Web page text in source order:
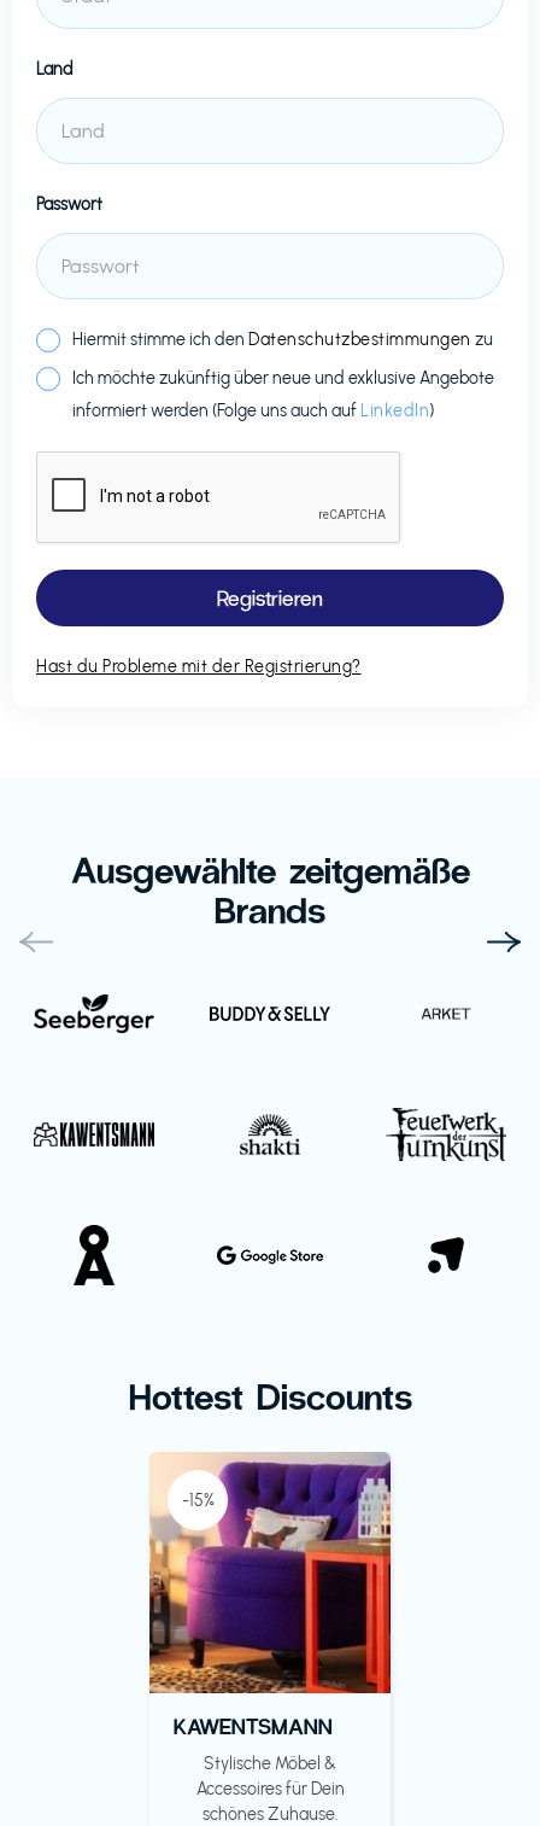
Land
Passwort
Hiermit stimme ich den Datenschutzbestimmungen zu
Ich möchte zukünftig über neue und exklusive Angebote
informiert werden (Folge uns auch auf LinkedIn)
Hast du Probleme mit der Registrierung?
Ausgewählte zeitgemäße
Brands
Hottest Discounts
-15%
KAWENTSMANN
Stylische Möbel &
Accessoires für Dein
schönes Zuhause.